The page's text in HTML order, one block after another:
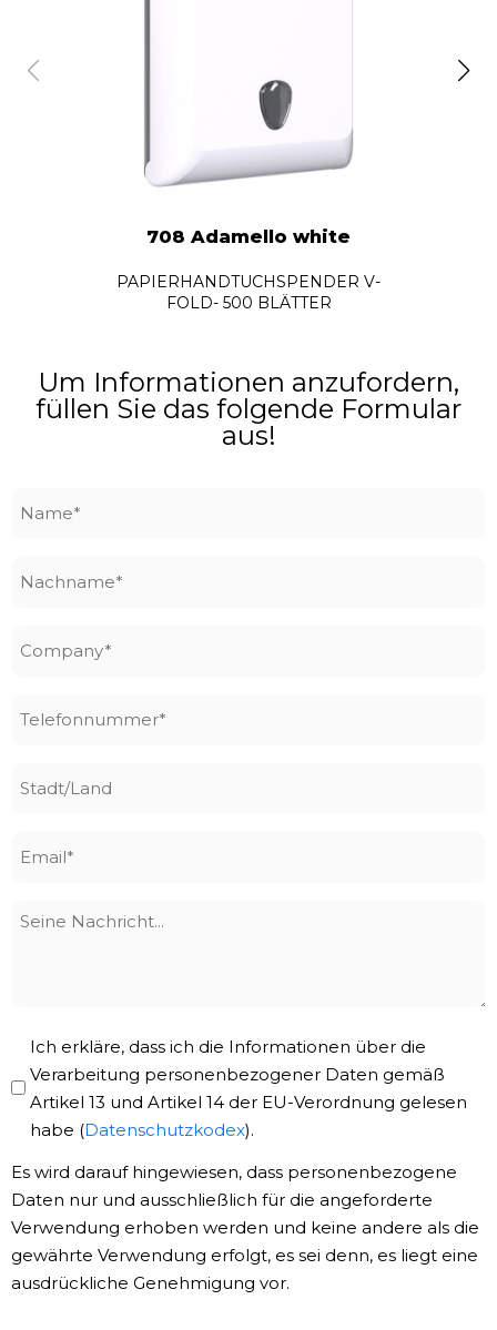
708 Adamello white
PAPIERHANDTUCHSPENDER V-
FOLD- 500 BLÄTTER
Um Informationen anzufordern,
füllen Sie das folgende Formular
aus!
Seine
Privacy
Policy
Ich erkläre, dass ich die Informationen über die
Verarbeitung personenbezogener Daten gemäß
Artikel 13 und Artikel 14 der EU-Verordnung gelesen
habe (Datenschutzkodex).
Es wird darauf hingewiesen, dass personenbezogene
Daten nur und ausschließlich für die angeforderte
Verwendung erhoben werden und keine andere als die
gewährte Verwendung erfolgt, es sei denn, es liegt eine
ausdrückliche Genehmigung vor.